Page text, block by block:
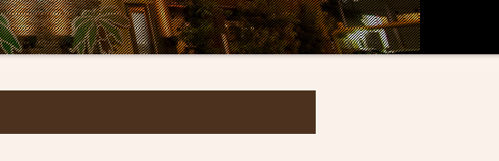
ご利用のルール CM紹介
リンク